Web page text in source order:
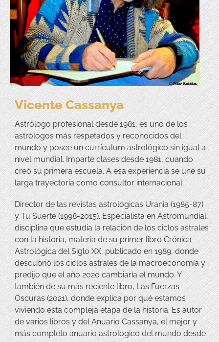
Vicente Cassanya
Astrólogo profesional desde 1981, es uno de los
astrólogos más respetados y reconocidos del
mundo y posee un currículum astrológico sin igual a
nivel mundial. Imparte clases desde 1981, cuando
creó su primera escuela. A esa experiencia se une su
larga trayectoria como consultor internacional.
Director de las revistas astrológicas Urania (1985-87)
y Tu Suerte (1998-2015). Especialista en Astromundial,
disciplina que estudia la relación de los ciclos astrales
con la historia, materia de su primer libro Crónica
Astrológica del Siglo XX, publicado en 1989, donde
descubrió los ciclos astrales de la macroeconomía y
predijo que el año 2020 cambiaría el mundo. Y
también de su más reciente libro, Las Fuerzas
Oscuras (2021), donde explica por qué estamos
viviendo esta compleja etapa de la historia. Es autor
de varios libros y del Anuario Cassanya, el mejor y
más completo anuario astrológico del mundo desde